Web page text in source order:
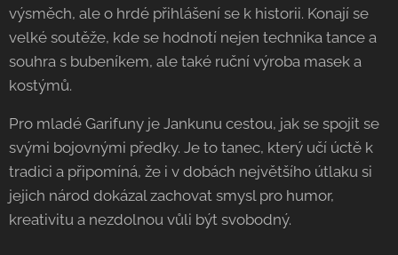
výsměch, ale o hrdé přihlášení se k historii. Konají se
velké soutěže, kde se hodnotí nejen technika tance a
souhra s bubeníkem, ale také ruční výroba masek a
kostýmů.
Pro mladé Garifuny je Jankunu cestou, jak se spojit se
svými bojovnými předky. Je to tanec, který učí úctě k
tradici a připomíná, že i v dobách největšího útlaku si
jejich národ dokázal zachovat smysl pro humor,
kreativitu a nezdolnou vůli být svobodný.